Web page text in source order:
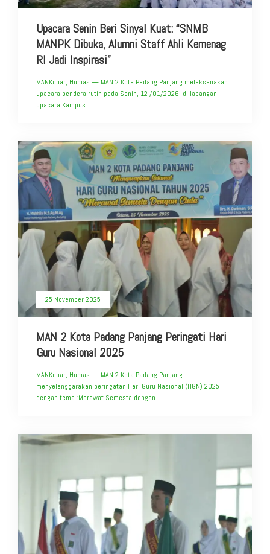
Upacara Senin Beri Sinyal Kuat: “SNMB
MANPK Dibuka, Alumni Staff Ahli Kemenag
RI Jadi Inspirasi”
MANKobar, Humas — MAN 2 Kota Padang Panjang melaksanakan
upacara bendera rutin pada Senin, 12 /01/2026, di lapangan
upacara Kampus..
25 November 2025
MAN 2 Kota Padang Panjang Peringati Hari
Guru Nasional 2025
MANKobar, Humas — MAN 2 Kota Padang Panjang
menyelenggarakan peringatan Hari Guru Nasional (HGN) 2025
dengan tema “Merawat Semesta dengan..